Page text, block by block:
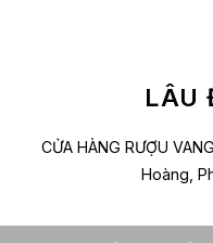
LÂU
CỬA HÀNG RƯỢU
Hoàng,